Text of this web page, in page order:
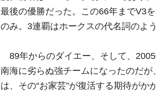
最後の優勝だった。この66年までV3
のみ。3連覇はホークスの代名詞のよ
89年からのダイエー、そして、
南海に劣らぬ強チームになったのだ
は、その“お家芸”が復活する期待がか